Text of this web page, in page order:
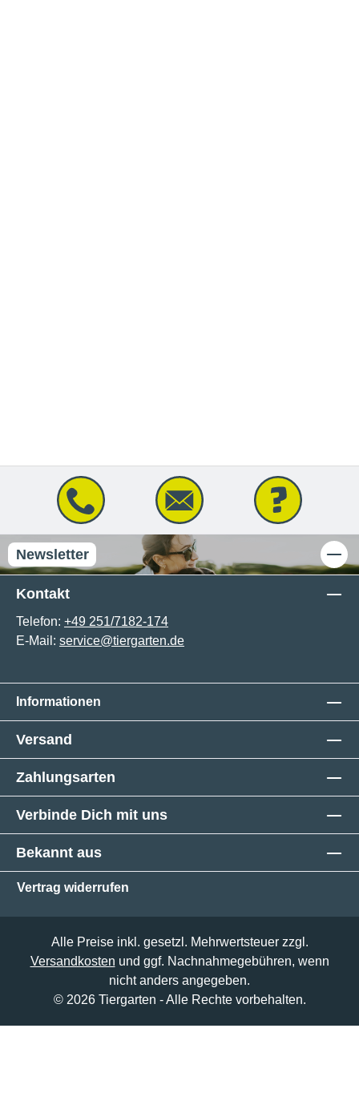
Newsletter
Kontakt
Telefon: +49 251/7182-174
E-Mail: service@tiergarten.de
Informationen
Versand
Zahlungsarten
Verbinde Dich mit uns
Bekannt aus
Vertrag widerrufen
Alle Preise inkl. gesetzl. Mehrwertsteuer zzgl.
Versandkosten und ggf. Nachnahmegebühren, wenn
nicht anders angegeben.
© 2026 Tiergarten - Alle Rechte vorbehalten.